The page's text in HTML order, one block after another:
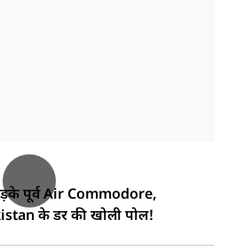
पूर्व Air Commodore,
के डर की खोली पोल!